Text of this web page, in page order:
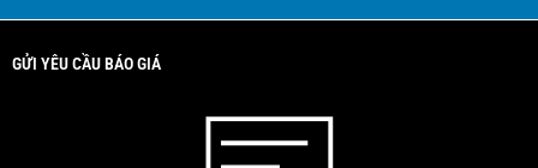
GỬI YÊU CẦU BÁO GIÁ